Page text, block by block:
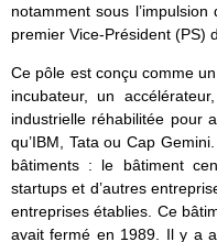
notamment sous
premier Vice-Président (PS)
Ce pôle est conçu comme
incubateur, un
industrielle réhabilitée pour
qu’IBM, Tata ou Cap
bâtiments : le bâtiment
startups et d’autres
entreprises établies. Ce
avait fermé en 1989. Il y a